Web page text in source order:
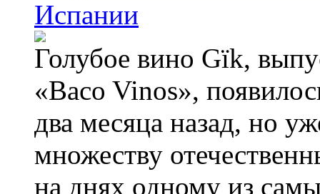
Испании
Голубое вино Gïk,
«Baco Vinos»,
два месяца назад, но
множеству
на днях одному из